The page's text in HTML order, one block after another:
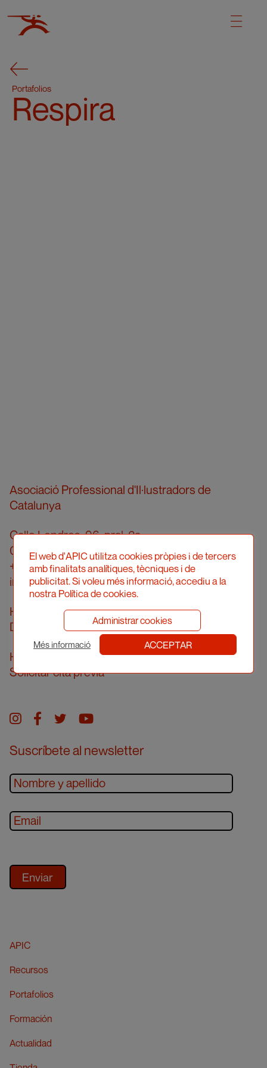
Portafolios
Respira
Asociació Professional d'Il·lustradors de
Catalunya
Calle Londres, 96, pral. 2a
08036 Barcelona
+34 934 161 474
info@apic.cat
Horario de atención telefónica
De lunes a viernes de 10 a 14 h
Horario de atención presencial
Solicitar cita previa
Instagram
facebook
twitteryoutube
Suscríbete al newsletter
APIC
Recursos
Portafolios
Formación
Actualidad
El web d'APIC utilitza cookies pròpies i de tercers
amb finalitats analítiques, tècniques i de
publicitat. Si voleu més informació, accediu a la
nostra Política de cookies.
Administrar cookies
Més informació ACCEPTAR